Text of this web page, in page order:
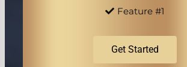
Feature #1
Get Started